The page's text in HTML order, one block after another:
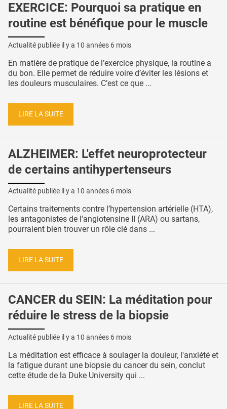
EXERCICE: Pourquoi sa pratique en
routine est bénéfique pour le muscle
Actualité publiée il y a 10 années 6 mois
En matière de pratique de l’exercice physique, la routine a
du bon. Elle permet de réduire voire d’éviter les lésions et
les douleurs musculaires. C’est ce que ...
LIRE LA SUITE
ALZHEIMER: L'effet neuroprotecteur
de certains antihypertenseurs
Actualité publiée il y a 10 années 6 mois
Certains traitements contre l’hypertension artérielle (HTA),
les antagonistes de l'angiotensine II (ARA) ou sartans,
pourraient bien trouver un rôle clé dans ...
LIRE LA SUITE
CANCER du SEIN: La méditation pour
réduire le stress de la biopsie
Actualité publiée il y a 10 années 6 mois
La méditation est efficace à soulager la douleur, l'anxiété et
la fatigue durant une biopsie du cancer du sein, conclut
cette étude de la Duke University qui ...
LIRE LA SUITE